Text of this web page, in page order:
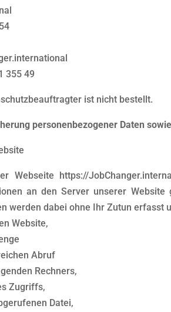
355 49
ist nicht bestellt.
personenbezogener Daten
Webseite https://
an den Server unserer
werden dabei ohne Ihr Zutun erfasst
Website,
Abruf
Rechners,
Zugriffs,
Datei,